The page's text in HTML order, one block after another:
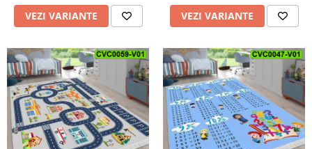
VEZI VARIANTE VEZI VARIANTE